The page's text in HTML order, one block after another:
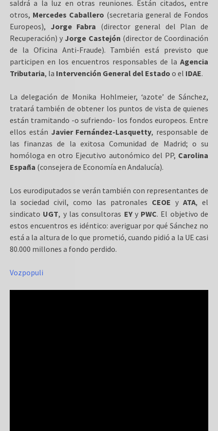
saldrá a la luz en otras reuniones. Están citados, entre
otros, Mercedes Caballero (secretaria general de Fondos
Europeos), Jorge Fabra (director general del Plan de
Recuperación) y Jorge Castejón (director de Coordinación
de la Oficina Anti-Fraude). También está previsto que
participen en los encuentros responsables de la Agencia
Tributaria, la Intervención General del Estado o el IDAE.
La delegación de Monika Hohlmeier, ‘azote’ de Sánchez,
tratará también de obtener los puntos de vista de quienes
están tramitando -o sufriendo- los fondos europeos. Entre
ellos están Javier Fernández-Lasquetty, responsable de
las finanzas de la exitosa Comunidad de Madrid; o su
homóloga en otro Ejecutivo autonómico del PP, Carolina
España (consejera de Economía en Andalucía).
Los eurodiputados se verán también con representantes de
la sociedad civil, como las patronales CEOE y ATA, el
sindicato UGT, y las consultoras EY y PWC. El objetivo de
estos encuentros es idéntico: averiguar por qué Sánchez no
está a la altura de lo que prometió, cuando pidió a la UE casi
80.000 millones a fondo perdido.
Vozpopuli